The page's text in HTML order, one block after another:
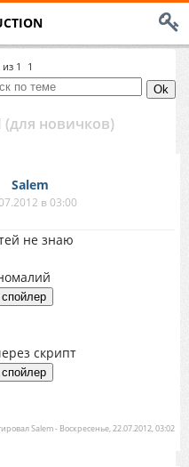
из 1 1
(для новичков)
Salem
в 03:00
не знаю
скрипт
Salem- Воскресенье, 22.07.2012, 03:02